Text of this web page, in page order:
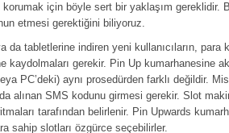
için böyle sert bir yaklaşım gereklidir.
etmesi gerektiğini biliyoruz.
da tabletlerine indiren yeni kullanıcıların, para
kaydolmaları gerekir. Pin Up kumarhanesine
PC’deki) aynı prosedürden farklı değildir.
alınan SMS kodunu girmesi gerekir. Slot
tarafından belirlenir. Pin Upwards
sahip slotları özgürce seçebilirler.